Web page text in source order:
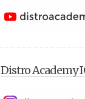
Distro Academy